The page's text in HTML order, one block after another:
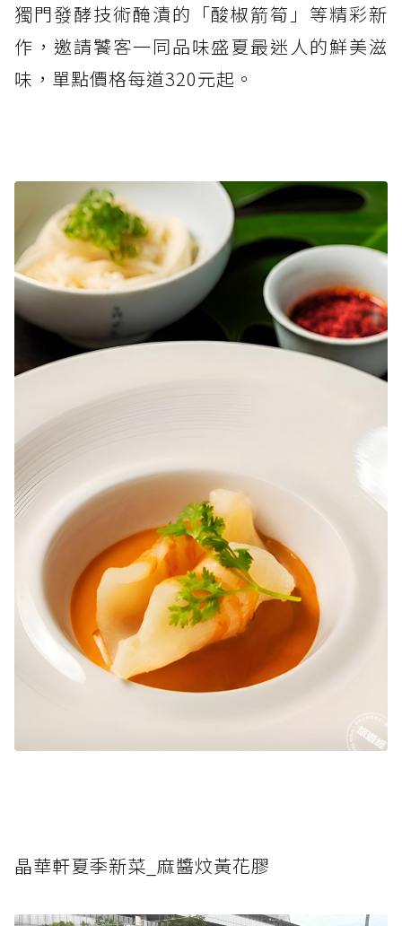
獨門發酵技術醃漬的「酸椒箭筍」等精彩新
作，邀請饕客一同品味盛夏最迷人的鮮美滋
味，單點價格每道320元起。
晶華軒夏季新菜_麻醬炆黃花膠